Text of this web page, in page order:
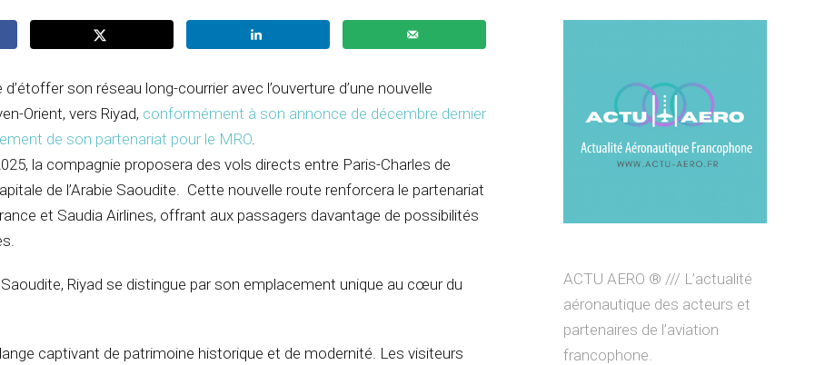
son réseau long-courrier avec l’ouverture d’une nouvelle
Orient, vers Riyad, conformément à son annonce de décembre dernier
de son partenariat pour le MRO.
la compagnie proposera des vols directs entre Paris-Charles de
de l’Arabie Saoudite. Cette nouvelle route renforcera le partenariat
et Saudia Airlines, offrant aux passagers davantage de possibilités
Saoudite, Riyad se distingue par son emplacement unique au cœur du
captivant de patrimoine historique et de modernité. Les visiteurs
ACTU AERO ® /// L’actualité
aéronautique des acteurs et
partenaires de l’aviation
francophone.